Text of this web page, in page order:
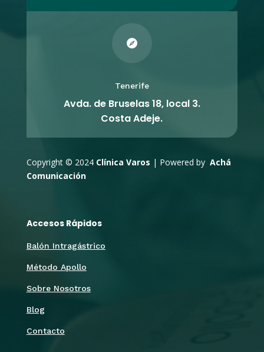

Tenerife
Avda. de Bruselas 18, local 3.
Costa Adeje.
Copyright © 2024 Clínica Varos | Powered by Achá
Comunicación
Accesos Rápidos
Balón Intragástrico
Método Apollo
Sobre Nosotros
Blog
Contacto